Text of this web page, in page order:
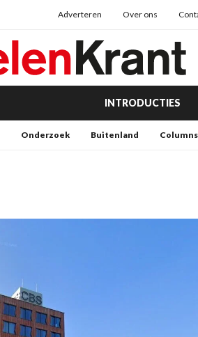
Adverteren Over ons
INTRODUCTIES
Onderzoek Buitenland Columns